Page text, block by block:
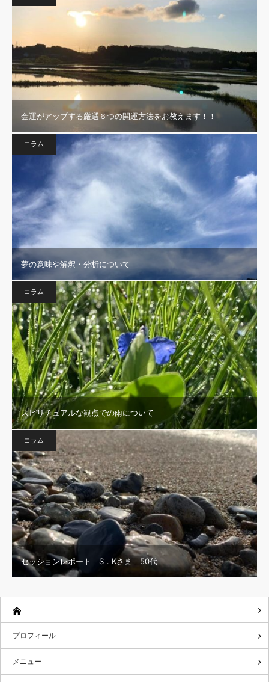
金運がアップする厳選６つの開運方法をお教えます！！
コラム
夢の意味や解釈・分析について
コラム
スピリチュアルな観点での雨について
コラム
セッションレポート S．Kさま 50代
プロフィール
メニュー